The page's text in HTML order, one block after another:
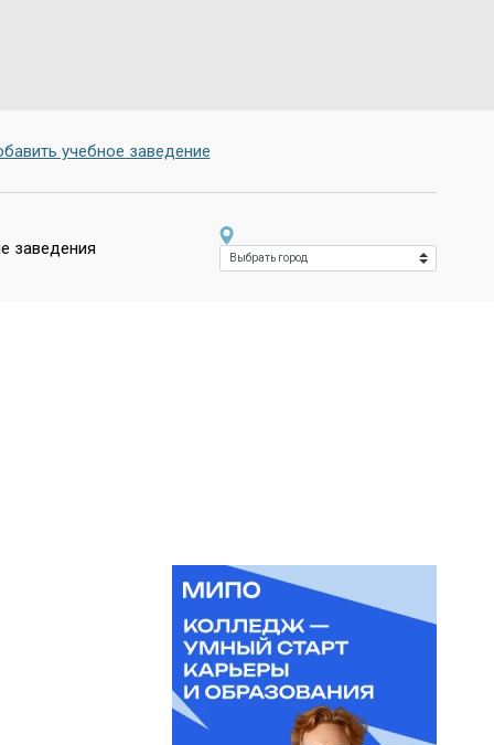
учебное заведение
заведения